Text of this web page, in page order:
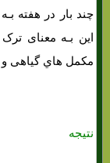
چند بار در هفته
این بـه معنای
مکمل هاي‌ گیاهی و
نتیجه